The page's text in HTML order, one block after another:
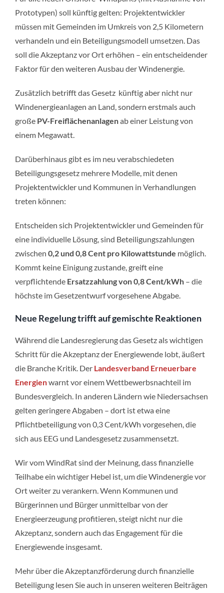
Prototypen) soll künftig gelten: Projektentwickler
müssen mit Gemeinden im Umkreis von 2,5 Kilometern
verhandeln und ein Beteiligungsmodell umsetzen. Das
soll die Akzeptanz vor Ort erhöhen – ein entscheidender
Faktor für den weiteren Ausbau der Windenergie.
Zusätzlich betrifft das Gesetz künftig aber nicht nur
Windenergieanlagen an Land, sondern erstmals auch
große PV-Freiflächenanlagenab einer Leistung von
einem Megawatt.
Darüberhinaus gibt es im neu verabschiedeten
Beteiligungsgesetz mehrere Modelle, mit denen
Projektentwickler und Kommunen in Verhandlungen
treten können:
Entscheiden sich Projektentwickler und Gemeinden für
eine individuelle Lösung, sind Beteiligungszahlungen
zwischen 0,2 und 0,8 Cent pro Kilowattstunde möglich.
Kommt keine Einigung zustande, greift eine
verpflichtende Ersatzzahlung von 0,8 Cent/kWh – die
höchste im Gesetzentwurf vorgesehene Abgabe.
Neue Regelung trifft auf gemischte Reaktionen
Während die Landesregierung das Gesetz als wichtigen
Schritt für die Akzeptanz der Energiewende lobt, äußert
die Branche Kritik. Der Landesverband Erneuerbare
Energienwarnt vor einem Wettbewerbsnachteil im
Bundesvergleich. In anderen Ländern wie Niedersachsen
gelten geringere Abgaben – dort ist etwa eine
Pflichtbeteiligung von 0,3 Cent/kWh vorgesehen, die
sich aus EEG und Landesgesetz zusammensetzt.
Wir vom WindRat sind der Meinung, dass finanzielle
Teilhabe ein wichtiger Hebel ist, um die Windenergie vor
Ort weiter zu verankern. Wenn Kommunen und
Bürgerinnen und Bürger unmittelbar von der
Energieerzeugung profitieren, steigt nicht nur die
Akzeptanz, sondern auch das Engagement für die
Energiewende insgesamt.
Mehr über die Akzeptanzförderung durch finanzielle
Beteiligung lesen Sie auch in unseren weiteren Beiträgen